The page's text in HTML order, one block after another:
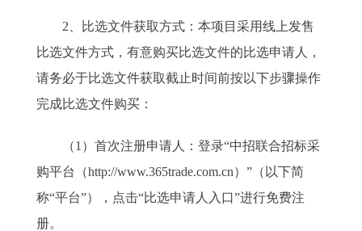
2、比选文件获取方式：本项目采用线上发售
比选文件方式，有意购买比选文件的比选申请人，
请务必于比选文件获取截止时间前按以下步骤操作
完成比选文件购买：
（1）首次注册申请人：登录“中招联合招标采
购平台（http://www.365trade.com.cn）”（以下简
称“平台”），点击“比选申请人入口”进行免费注
册。